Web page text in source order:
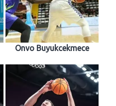
Onvo Buyukcekmece